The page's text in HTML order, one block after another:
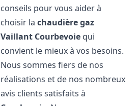
conseils pour vous aider à
choisir lachaudière gaz
Vaillant Courbevoie qui
convient le mieux à vos besoins.
Nous sommes fiers de nos
réalisations et de nos nombreux
avis clients satisfaits à